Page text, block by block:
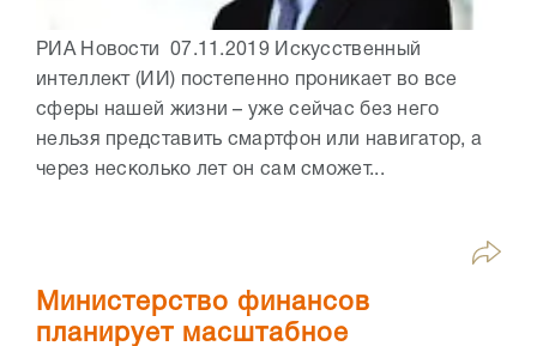
РИА Новости 07.11.2019 Искусственный
интеллект (ИИ) постепенно проникает во все
сферы нашей жизни – уже сейчас без него
нельзя представить смартфон или навигатор, а
через несколько лет он сам сможет...
Министерство финансов
планирует масштабное